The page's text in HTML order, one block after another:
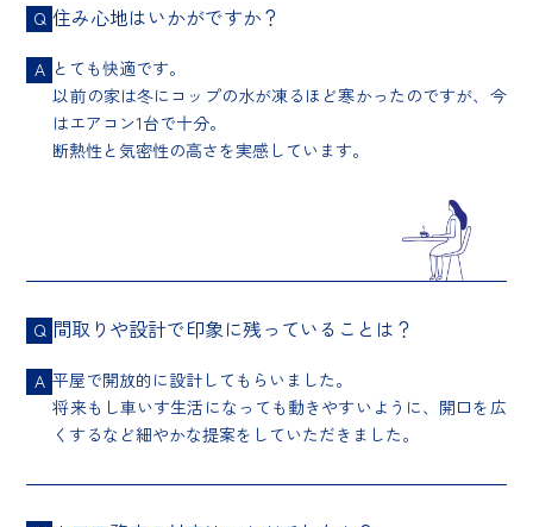
Q 住み心地はいかがですか？
A とても快適です。
以前の家は冬にコップの水が凍るほど寒かったのですが、今
はエアコン1台で十分。
断熱性と気密性の高さを実感しています。
Q 間取りや設計で印象に残っていることは？
A 平屋で開放的に設計してもらいました。
将来もし車いす生活になっても動きやすいように、開口を広
くするなど細やかな提案をしていただきました。